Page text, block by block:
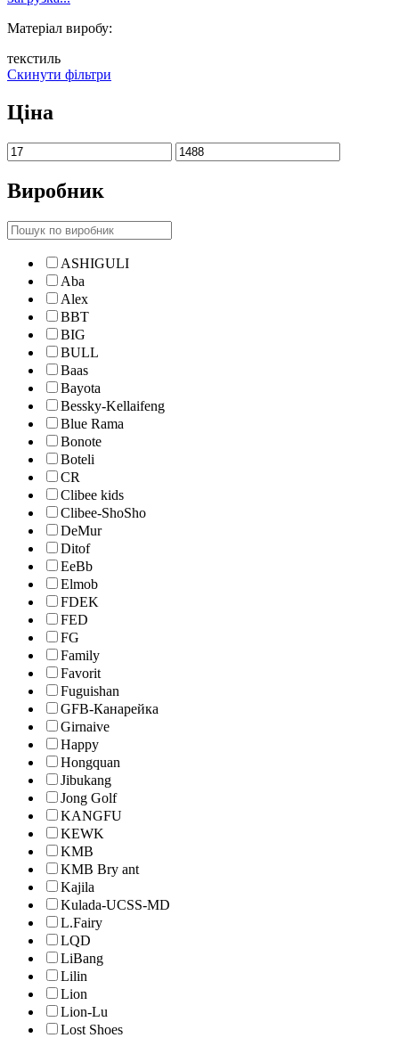
Матеріал виробу:
текстиль
Скинути фільтри
Ціна
Виробник
ASHIGULI
Aba
Alex
BBT
BIG
BULL
Baas
Bayota
Bessky-Kellaifeng
Blue Rama
Bonote
Boteli
CR
Clibee kids
Clibee-ShoSho
DeMur
Ditof
EeBb
Elmob
FDEK
FED
FG
Family
Favorit
Fuguishan
GFB-Канарейка
Girnaive
Happy
Hongquan
Jibukang
Jong Golf
KANGFU
KEWK
KMB
KMB Bry ant
Kajila
Kulada-UCSS-MD
L.Fairy
LQD
LiBang
Lilin
Lion
Lion-Lu
Lost Shoes